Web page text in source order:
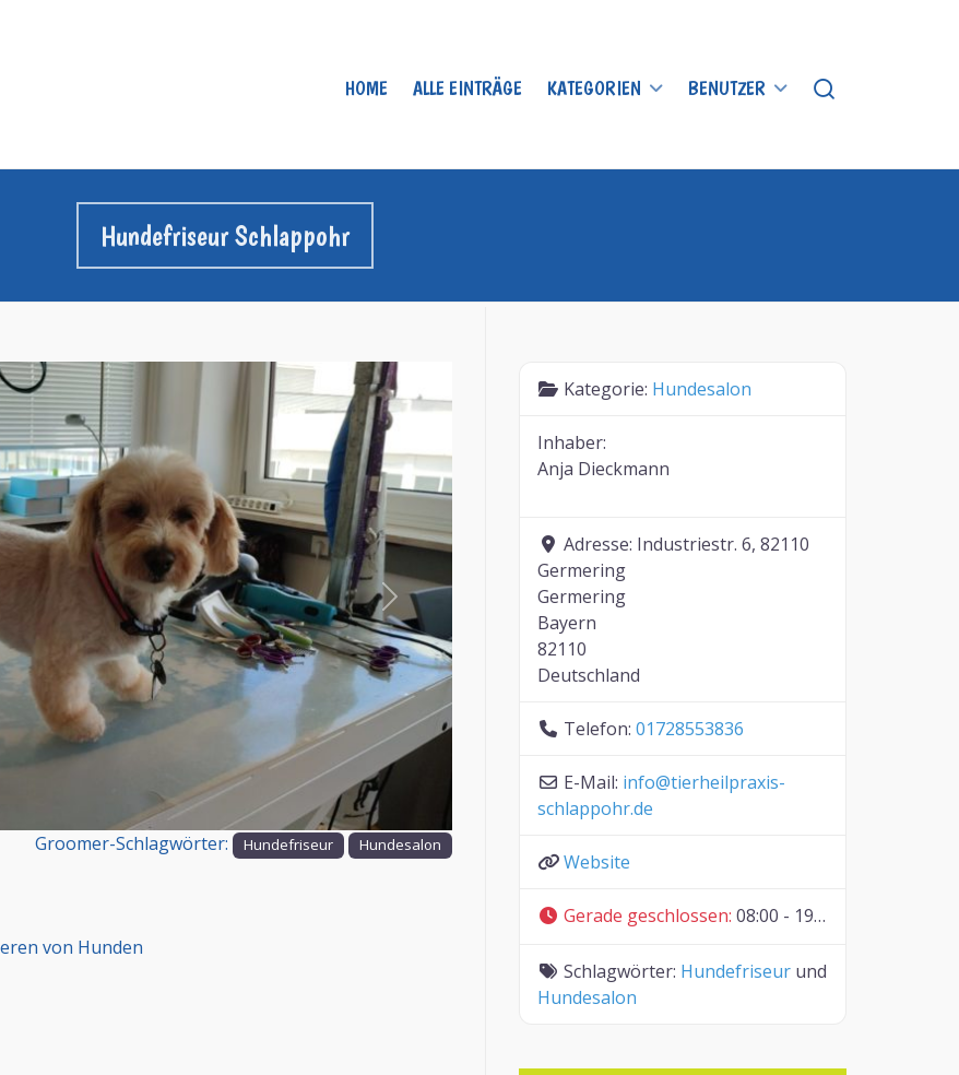
HOME ALLE EINTRÄGE KATEGORIEN BENUTZER
Hundefriseur Schlappohr
Nächstes
Groomer-Schlagwörter: Hundefriseur Hundesalon
von Hunden
Kategorie: Hundesalon
Inhaber:
Anja Dieckmann
Adresse: Industriestr. 6, 82110
Germering
Germering
Bayern
82110
Deutschland
Telefon:01728553836
E-Mail: info@tierheilpraxis-
schlappohr.de
Website
Gerade geschlossen:08:00 - 19:00
Schlagwörter: Hundefriseur und
Hundesalon